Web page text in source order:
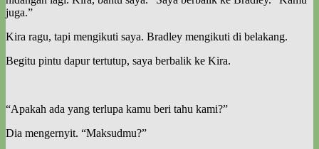
juga.”
Kira ragu, tapi mengikuti saya. Bradley mengikuti di belakang.
Begitu pintu dapur tertutup, saya berbalik ke Kira.
“Apakah ada yang terlupa kamu beri tahu kami?”
Dia mengernyit. “Maksudmu?”